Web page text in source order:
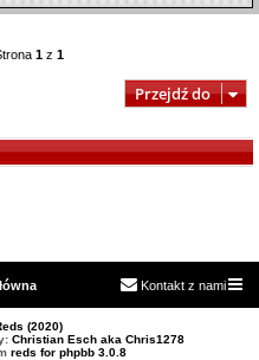
1z 1
Przejdź do
Kontakt z nami
(2020)
Christian Esch aka Chris1278
reds for phpbb 3.0.8